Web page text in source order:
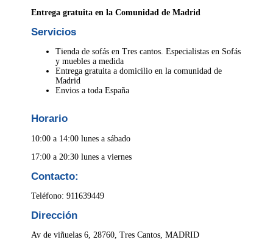
Entrega gratuita en la Comunidad de Madrid
Servicios
Tienda de sofás en Tres cantos. Especialistas en Sofás
y muebles a medida
Entrega gratuita a domicilio en la comunidad de
Madrid
Envios a toda España
Horario
10:00 a 14:00 lunes a sábado
17:00 a 20:30 lunes a viernes
Contacto:
Teléfono: 911639449
Dirección
Av de viñuelas 6, 28760, Tres Cantos, MADRID